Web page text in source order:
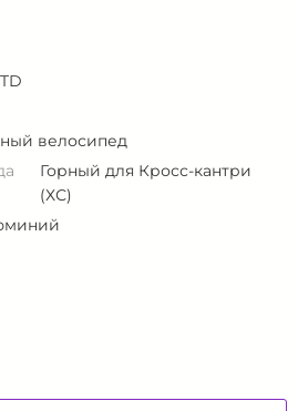
велосипед
Горный для Кросс-кантри
(ХС)